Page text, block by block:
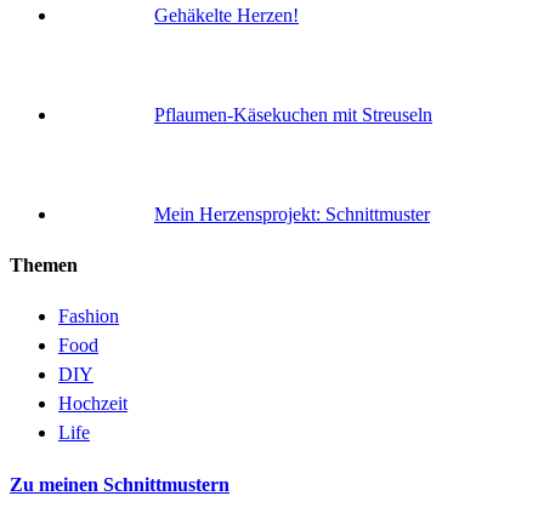
Gehäkelte Herzen!
Pflaumen-Käsekuchen mit Streuseln
Mein Herzensprojekt: Schnittmuster
Themen
Fashion
Food
DIY
Hochzeit
Life
Zu meinen Schnittmustern